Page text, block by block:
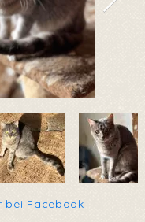
bei Facebook